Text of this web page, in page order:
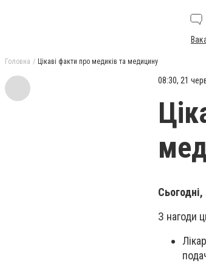
Головна Цікаві факти про медиків та медицину
08:30, 21
З нагоди